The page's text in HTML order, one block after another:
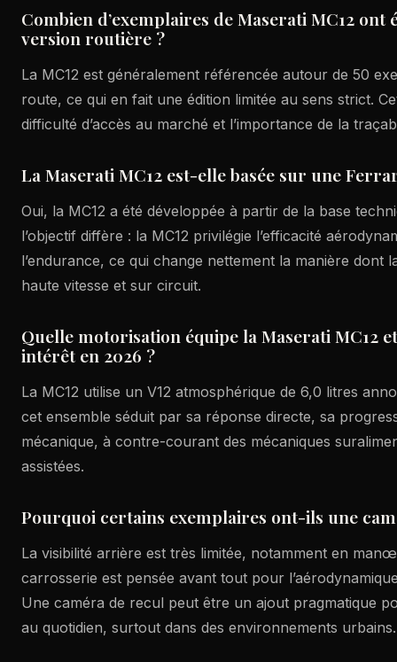
Combien d’exemplaires de Maserati MC12 ont
version routière ?
La MC12 est généralement référencée autour de 50
route, ce qui en fait une édition limitée au sens strict.
difficulté d’accès au marché et l’importance de la
La Maserati MC12 est-elle basée sur une
Oui, la MC12 a été développée à partir de la base
l’objectif diffère : la MC12 privilégie l’efficacité
l’endurance, ce qui change nettement la manière dont
haute vitesse et sur circuit.
Quelle motorisation équipe la Maserati MC12
intérêt en 2026 ?
La MC12 utilise un V12 atmosphérique de 6,0 litres
cet ensemble séduit par sa réponse directe, sa
mécanique, à contre-courant des mécaniques
assistées.
Pourquoi certains exemplaires ont-ils une
La visibilité arrière est très limitée, notamment en
carrosserie est pensée avant tout pour
Une caméra de recul peut être un ajout pragmatique
au quotidien, surtout dans des environnements urbains.